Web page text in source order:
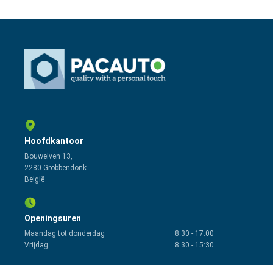
Hoofdkantoor
Bouwelven 13,
2280 Grobbendonk
België
Openingsuren
Maandag tot donderdag 8:30 - 17:00
Vrijdag
8:30 - 15:30